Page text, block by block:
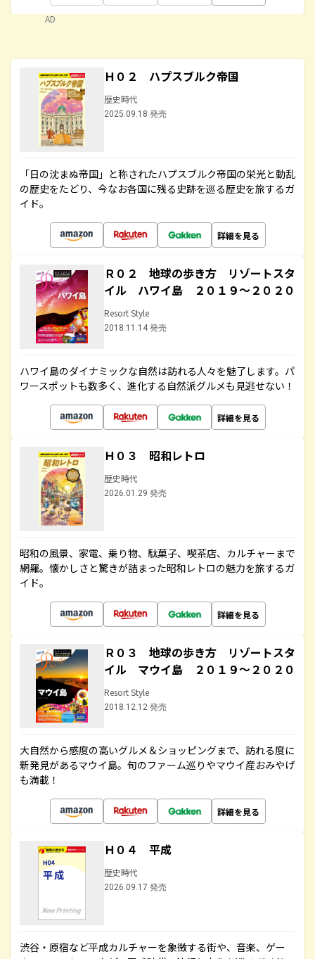
AD
Ｈ０２ ハプスブルク帝国
歴史時代
2025.09.18 発売
「日の沈まぬ帝国」と称されたハプスブルク帝国の栄光と動乱
の歴史をたどり、今なお各国に残る史跡を巡る歴史を旅するガ
イド。
詳細を見る
Ｒ０２ 地球の歩き方 リゾートスタ
イル ハワイ島 ２０１９～２０２０
Resort Style
2018.11.14 発売
ハワイ島のダイナミックな自然は訪れる人々を魅了します。パ
ワースポットも数多く、進化する自然派グルメも見逃せない！
詳細を見る
Ｈ０３ 昭和レトロ
歴史時代
2026.01.29 発売
昭和の風景、家電、乗り物、駄菓子、喫茶店、カルチャーまで
網羅。懐かしさと驚きが詰まった昭和レトロの魅力を旅するガ
イド。
詳細を見る
Ｒ０３ 地球の歩き方 リゾートスタ
イル マウイ島 ２０１９～２０２０
Resort Style
2018.12.12 発売
大自然から感度の高いグルメ＆ショッピングまで、訪れる度に
新発見があるマウイ島。旬のファーム巡りやマウイ産おみやげ
も満載！
詳細を見る
Ｈ０４ 平成
歴史時代
2026.09.17 発売
渋谷・原宿など平成カルチャーを象徴する街や、音楽、ゲー